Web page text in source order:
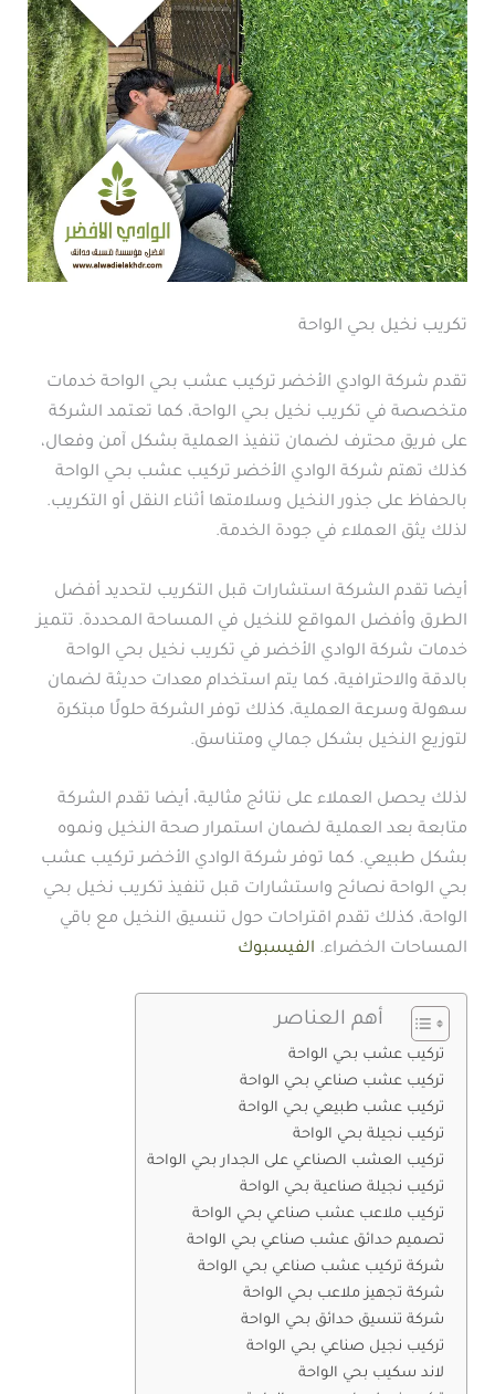
تكريب نخيل بحي الواحة
تقدم شركة الوادي الأخضر تركيب عشب بحي الواحة خدمات
متخصصة في تكريب نخيل بحي الواحة، كما تعتمد الشركة
على فريق محترف لضمان تنفيذ العملية بشكل آمن وفعال،
كذلك تهتم شركة الوادي الأخضر تركيب عشب بحي الواحة
بالحفاظ على جذور النخيل وسلامتها أثناء النقل أو التكريب.
لذلك يثق العملاء في جودة الخدمة.
أيضا تقدم الشركة استشارات قبل التكريب لتحديد أفضل
الطرق وأفضل المواقع للنخيل في المساحة المحددة. تتميز
خدمات شركة الوادي الأخضر في تكريب نخيل بحي الواحة
بالدقة والاحترافية، كما يتم استخدام معدات حديثة لضمان
سهولة وسرعة العملية، كذلك توفر الشركة حلولًا مبتكرة
لتوزيع النخيل بشكل جمالي ومتناسق.
لذلك يحصل العملاء على نتائج مثالية، أيضا تقدم الشركة
متابعة بعد العملية لضمان استمرار صحة النخيل ونموه
بشكل طبيعي. كما توفر شركة الوادي الأخضر تركيب عشب
بحي الواحة نصائح واستشارات قبل تنفيذ تكريب نخيل بحي
الواحة، كذلك تقدم اقتراحات حول تنسيق النخيل مع باقي
المساحات الخضراء. الفيسبوك
أهم العناصر
تركيب عشب بحي الواحة
تركيب عشب صناعي بحي الواحة
تركيب عشب طبيعي بحي الواحة
تركيب نجيلة بحي الواحة
تركيب العشب الصناعي على الجدار بحي الواحة
تركيب نجيلة صناعية بحي الواحة
تركيب ملاعب عشب صناعي بحي الواحة
تصميم حدائق عشب صناعي بحي الواحة
شركة تركيب عشب صناعي بحي الواحة
شركة تجهيز ملاعب بحي الواحة
شركة تنسيق حدائق بحي الواحة
تركيب نجيل صناعي بحي الواحة
لاند سكيب بحي الواحة